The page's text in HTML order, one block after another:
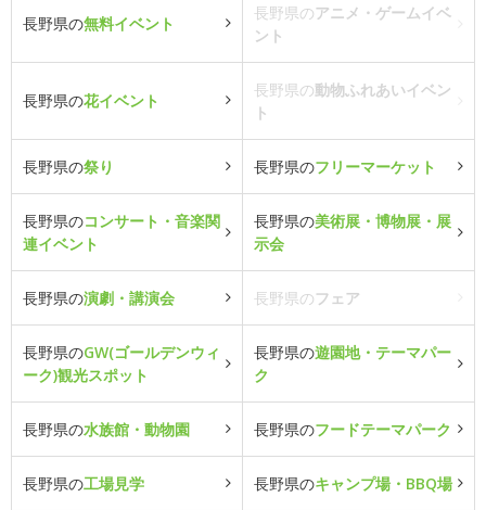
長野県の無料イベント
長野県のアニメ・ゲームイベ
ント
長野県の花イベント
長野県の動物ふれあいイベン
ト
長野県の祭り 長野県のフリーマーケット
長野県のコンサート・音楽関
連イベント
長野県の美術展・博物展・展
示会
長野県の演劇・講演会 長野県のフェア
長野県のGW(ゴールデンウィ
ーク)観光スポット
長野県の遊園地・テーマパー
ク
長野県の水族館・動物園 長野県のフードテーマパーク
長野県の工場見学 長野県のキャンプ場・BBQ場